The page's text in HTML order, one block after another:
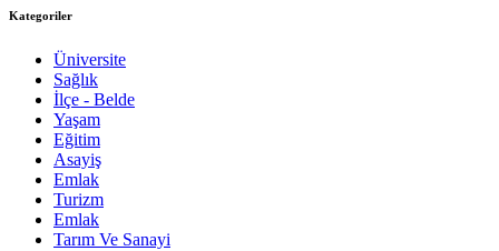
Kategoriler
Üniversite
Sağlık
İlçe - Belde
Yaşam
Eğitim
Asayiş
Emlak
Turizm
Emlak
Tarım Ve Sanayi